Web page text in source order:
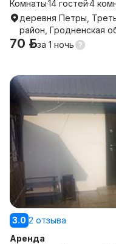
Комнаты14 гостей4
деревня Петры,
район, Гродненская
70 р.за 1 ночь
3.0 2 отзыва
Аренда